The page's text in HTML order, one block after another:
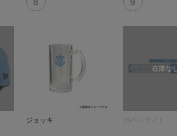
ジョッキ 25ペンライト